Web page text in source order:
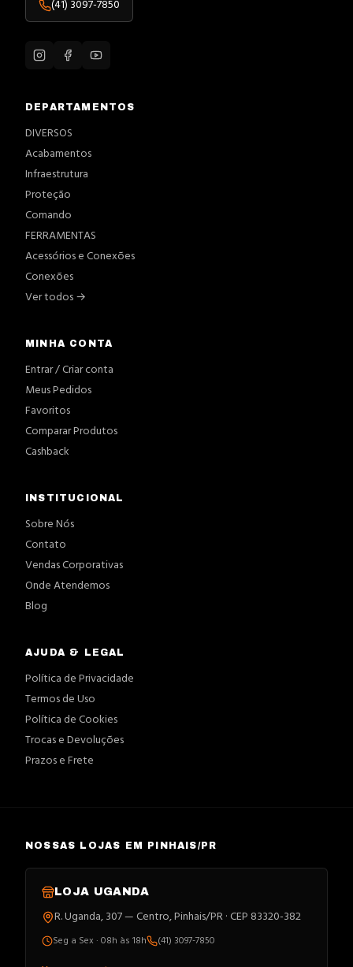
(41) 3097-7850
DEPARTAMENTOS
DIVERSOS
Acabamentos
Infraestrutura
Proteção
Comando
FERRAMENTAS
Acessórios e Conexões
Conexões
Ver todos →
MINHA CONTA
Entrar / Criar conta
Meus Pedidos
Favoritos
Comparar Produtos
Cashback
INSTITUCIONAL
Sobre Nós
Contato
Vendas Corporativas
Onde Atendemos
Blog
AJUDA & LEGAL
Política de Privacidade
Termos de Uso
Política de Cookies
Trocas e Devoluções
Prazos e Frete
NOSSAS LOJAS EM PINHAIS/PR
LOJA UGANDA
R. Uganda, 307 — Centro, Pinhais/PR · CEP 83320-382
Seg a Sex · 08h às 18h
(41) 3097-7850